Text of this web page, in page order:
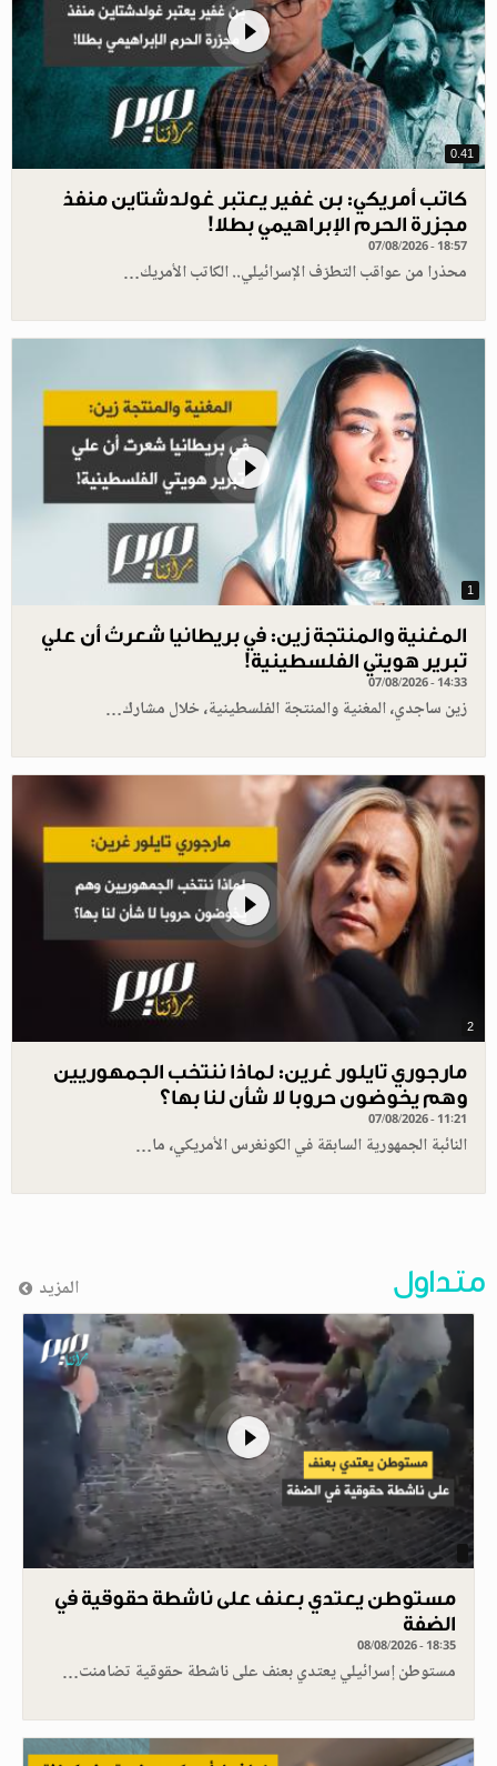
0.41
كاتب أمريكي: بن غفير يعتبر غولدشتاين منفذ
مجزرة الحرم الإبراهيمي بطلا!
07/08/2026 - 18:57
محذرا من عواقب التطرّف الإسرائيلي.. الكاتب الأمريك…
1
المغنية والمنتجة زين: في بريطانيا شعرتُ أن علي
تبرير هويتي الفلسطينية!
07/08/2026 - 14:33
زين ساجدي، المغنية والمنتجة الفلسطينية، خلال مشارك…
2
مارجوري تايلور غرين: لماذا ننتخب الجمهوريين
وهم يخوضون حروبا لا شأن لنا بها؟
07/08/2026 - 11:21
النائبة الجمهورية السابقة في الكونغرس الأمريكي، ما…
متداول المزيد
مستوطن يعتدي بعنف على ناشطة حقوقية في
الضفة
08/08/2026 - 18:35
مستوطن إسرائيلي يعتدي بعنف على ناشطة حقوقية تضامنت…